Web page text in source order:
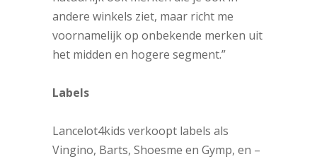
andere winkels ziet, maar richt me
voornamelijk op onbekende merken uit
het midden en hogere segment.”
Labels
Lancelot4kids verkoopt labels als
Vingino, Barts, Shoesme en Gymp, en –